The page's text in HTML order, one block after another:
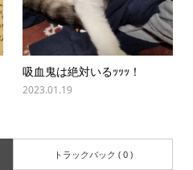
吸血鬼は絶対いるｯｯｯ！
2023.01.19
トラックバック ( 0 )